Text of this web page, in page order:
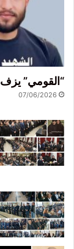
“القومي”
07/06/2026